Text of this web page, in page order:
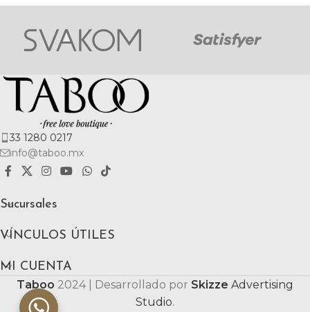
33 1280 0217
info@taboo.mx
Sucursales
VÍNCULOS ÚTILES
MI CUENTA
Taboo 2024 | Desarrollado por Skizze Advertising
Studio.